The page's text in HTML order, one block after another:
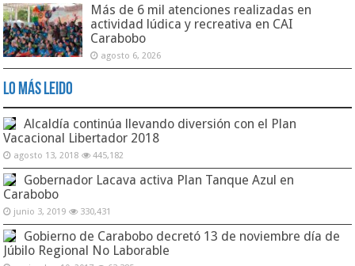
Más de 6 mil atenciones realizadas en
actividad lúdica y recreativa en CAI
Carabobo
agosto 6, 2026
Lo Más Leido
Alcaldía continúa llevando diversión con el Plan
Vacacional Libertador 2018
agosto 13, 2018 445,182
Gobernador Lacava activa Plan Tanque Azul en
Carabobo
junio 3, 2019 330,431
Gobierno de Carabobo decretó 13 de noviembre día de
Júbilo Regional No Laborable